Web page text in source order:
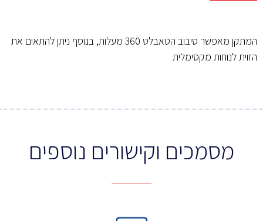
המתקן מאפשר סיבוב הטאבלט 360 מעלות, בנוסף ניתן להתאים את
הזוית לנוחות מקסימלית
מסמכים וקישורים נוספים